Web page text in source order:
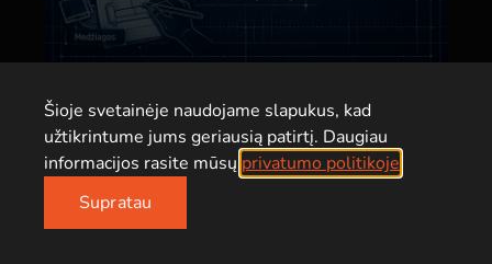
Šioje svetainėje naudojame slapukus, kad
užtikrintume jums geriausią patirtį. Daugiau
informacijos rasite mūsų privatumo politikoje
Supratau
Modernūs baldai pagal užsakymą:
saugus pirkėjo vadovas
SKAITYTI DAUGIAU